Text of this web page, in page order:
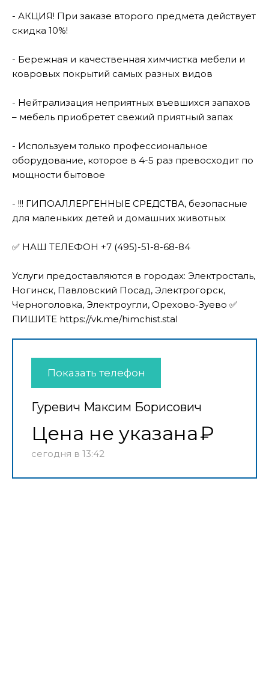
- АКЦИЯ! При заказе второго предмета действует
скидка 10%!
- Бережная и качественная химчистка мебели и
ковровых покрытий самых разных видов
- Нейтрализация неприятных въевшихся запахов
– мебель приобретет свежий приятный запах
- Используем только профессиональное
оборудование, которое в 4-5 раз превосходит по
мощности бытовое
- !!! ГИПОАЛЛЕРГЕННЫЕ СРЕДСТВА, безопасные
для маленьких детей и домашних животных
✅ НАШ ТЕЛЕФОН +7 (495)-51-8-68-84
Услуги предоставляются в городах: Электросталь,
Ногинск, Павловский Посад, Электрогорск,
Черноголовка, Электроугли, Орехово-Зуево ✅
ПИШИТЕ https://vk.me/himchist.stal
Показать телефон
Гуревич Максим Борисович
Цена не указана
сегодня в 13:42